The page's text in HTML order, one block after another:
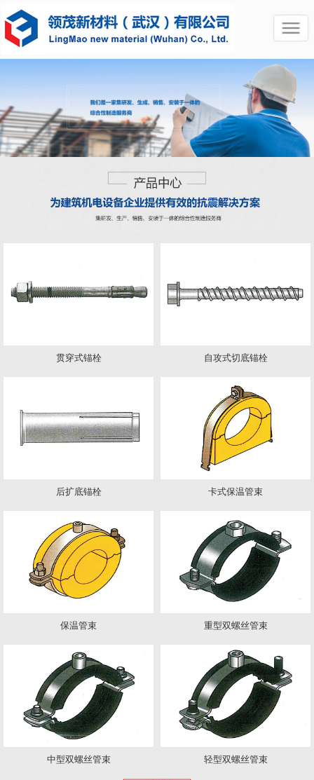
贯穿式锚栓 自攻式切底锚栓
后扩底锚栓 卡式保温管束
保温管束 重型双螺丝管束
中型双螺丝管束 轻型双螺丝管束